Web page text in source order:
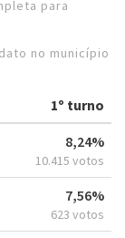
para
no município
1º turno
8,24%
10.415 votos
7,56%
623 votos